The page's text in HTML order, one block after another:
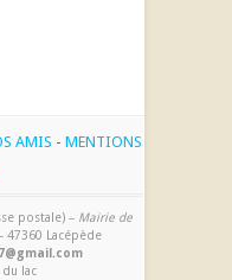
AMIS - MENTIONS
postale) – Mairie de
47360 Lacépède
du lac